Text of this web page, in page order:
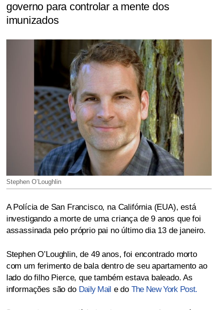
governo para controlar a mente dos
imunizados
Stephen O’Loughlin
A Polícia de San Francisco, na Califórnia (EUA), está
investigando a morte de uma criança de 9 anos que foi
assassinada pelo próprio pai no último dia 13 de janeiro.
Stephen O’Loughlin, de 49 anos, foi encontrado morto
com um ferimento de bala dentro de seu apartamento ao
lado do filho Pierce, que também estava baleado. As
informações são do Daily Mail e do The New York Post.